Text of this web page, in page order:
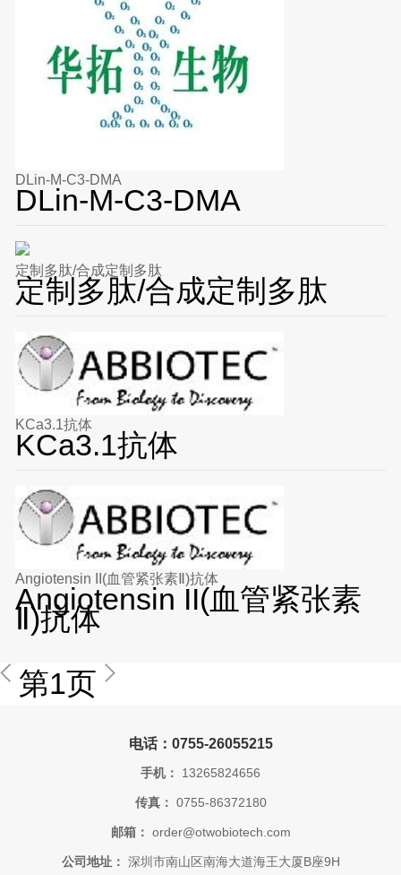
DLin-M-C3-DMA
DLin-M-C3-DMA
定制多肽/合成定制多肽
定制多肽/合成定制多肽
KCa3.1抗体
KCa3.1抗体
Angiotensin II(血管紧张素Ⅱ)抗体
Angiotensin II(血管紧张素
Ⅱ)抗体
第1页
电话：0755-26055215
手机： 13265824656
传真： 0755-86372180
邮箱： order@otwobiotech.com
公司地址： 深圳市南山区南海大道海王大厦B座9H